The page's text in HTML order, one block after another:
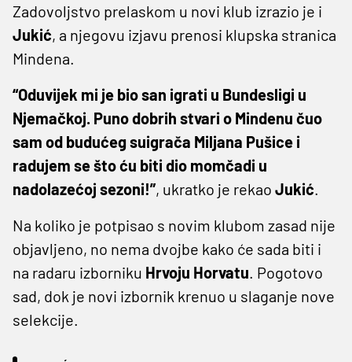
Zadovoljstvo prelaskom u novi klub izrazio je i
Jukić, a njegovu izjavu prenosi klupska stranica
Mindena.
“Oduvijek mi je bio san igrati u Bundesligi u
Njemačkoj. Puno dobrih stvari o Mindenu čuo
sam od budućeg suigrača Miljana Pušice i
radujem se što ću biti dio momčadi u
nadolazećoj sezoni!”, ukratko je rekao Jukić.
Na koliko je potpisao s novim klubom zasad nije
objavljeno, no nema dvojbe kako će sada biti i
na radaru izborniku Hrvoju Horvatu. Pogotovo
sad, dok je novi izbornik krenuo u slaganje nove
selekcije.